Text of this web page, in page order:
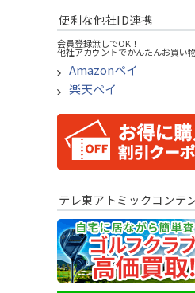
ゴルフシューズ
ウェア
その他
便利な他社ID連携
会員登録無しでOK！
他社アカウントでかんたんお買い物
Amazonペイ
楽天ペイ
テレ東アトミックコンテ